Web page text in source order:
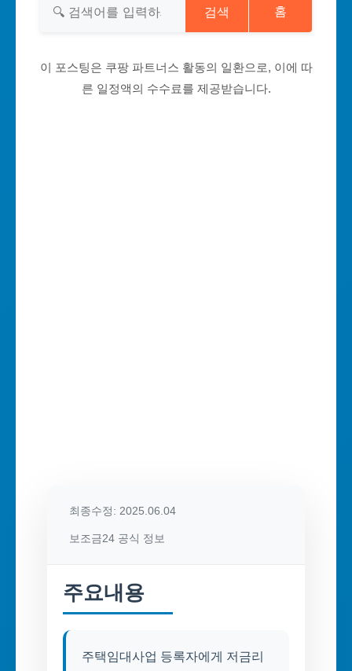
검색 홈
이 포스팅은 쿠팡 파트너스 활동의 일환으로, 이에 따
른 일정액의 수수료를 제공받습니다.
최종수정: 2025.06.04
보조금24 공식 정보
주요내용
주택임대사업 등록자에게 저금리